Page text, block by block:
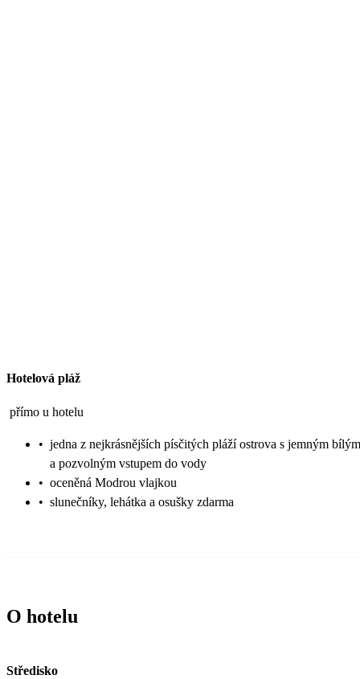
Hotelová pláž
přímo u hotelu
• jedna z nejkrásnějších písčitých pláží ostrova s jemným
a pozvolným vstupem do vody
• oceněná Modrou vlajkou
• slunečníky, lehátka a osušky zdarma
O hotelu
Středisko